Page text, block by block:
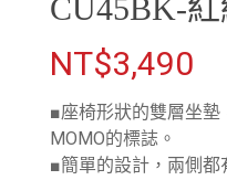
CU45BK-紅
NT$3,490
■座椅形狀的雙層坐
MOMO的標誌。
■簡單的設計，兩側